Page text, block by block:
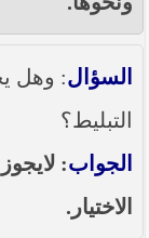
السؤال: وهل
التبليط؟
الجواب:
الاختيار.